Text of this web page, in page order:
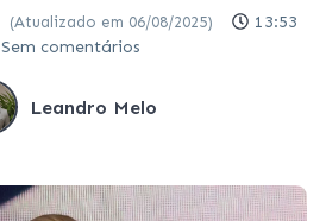
(Atualizado em 06/08/2025)
13:53
Sem comentários
Leandro Melo